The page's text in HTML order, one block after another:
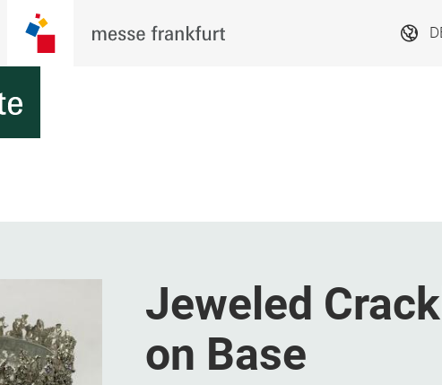
Jeweled
on Base